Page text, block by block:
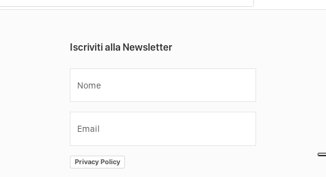
Iscriviti alla Newsletter
Nome
Email
Privacy Policy